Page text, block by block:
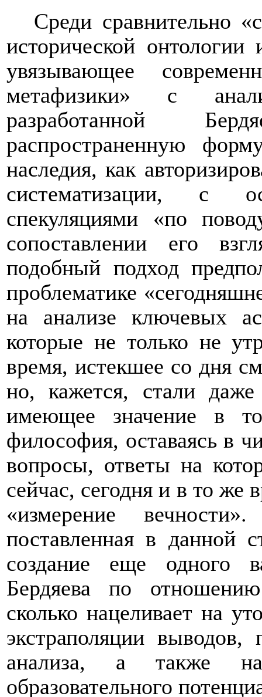
Среди сравнительно
исторической онтологии
увязывающее
метафизики» с
разработанной
распространенную
наследия, как
систематизации, c
спекуляциями «по
сопоставлении его
подобный подход
проблематике
на анализе ключевых
которые не только не
время, истекшее со дня
но, кажется, стали
имеющее значение в
философия, оставаясь в
вопросы, ответы на
сейчас, сегодня и в то
«измерение
поставленная в данной
создание еще одного
Бердяева по
сколько нацеливает на
экстраполяции
анализа, а также
образовательного